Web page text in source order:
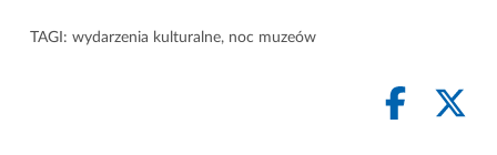
TAGI: wydarzenia kulturalne, noc muzeów